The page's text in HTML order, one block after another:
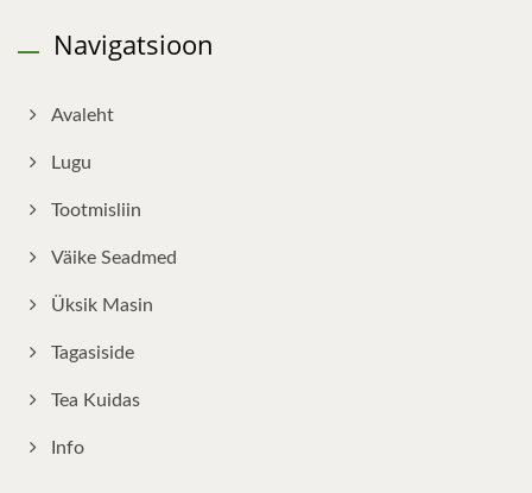
Navigatsioon
Avaleht
Lugu
Tootmisliin
Väike Seadmed
Üksik Masin
Tagasiside
Tea Kuidas
Info